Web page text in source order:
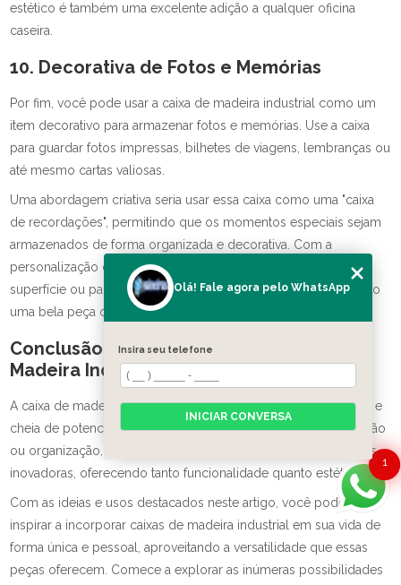
estético é também uma excelente adição a qualquer oficina
caseira.
10. Decorativa de Fotos e Memórias
Por fim, você pode usar a caixa de madeira industrial como um
item decorativo para armazenar fotos e memórias. Use a caixa
para guardar fotos impressas, bilhetes de viagens, lembranças ou
até mesmo cartas valiosas.
Uma abordagem criativa seria usar essa caixa como uma "caixa
de recordações", permitindo que os momentos especiais sejam
armazenados de forma organizada e decorativa. Com a
personalização da caixa, você pode decorá-la com fotos na
superfície ou palavras que representam suas memórias, criando
uma bela peça central em seu espaço.
Conclusão: A Versatilidade da Caixa de
Madeira Industrial
A caixa de madeira industrial é uma peça incrivelmente versátil e
cheia de potencial criativo. Seja para armazenamento, decoração
ou organização, essas caixas podem ser utilizadas de maneiras
inovadoras, oferecendo tanto funcionalidade quanto estética.
Com as ideias e usos destacados neste artigo, você pode se
inspirar a incorporar caixas de madeira industrial em sua vida de
forma única e pessoal, aproveitando a versatilidade que essas
peças oferecem. Comece a explorar as inúmeras possibilidades
1
Olá! Fale agora pelo WhatsApp
Insira seu telefone
INICIAR CONVERSA